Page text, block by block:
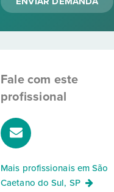
Fale com este
profissional
Mais profissionais emSão
Caetano do Sul, SP